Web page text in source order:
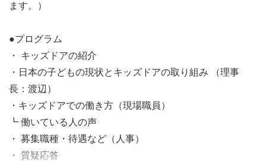
ます。）
●プログラム
・ キッズドアの紹介
・日本の子どもの現状とキッズドアの取り組み （理事
長：渡辺）
・キッズドアでの働き方（現場職員）
┗ 働いている人の声
・ 募集職種・待遇など（人事）
・ 質疑応答